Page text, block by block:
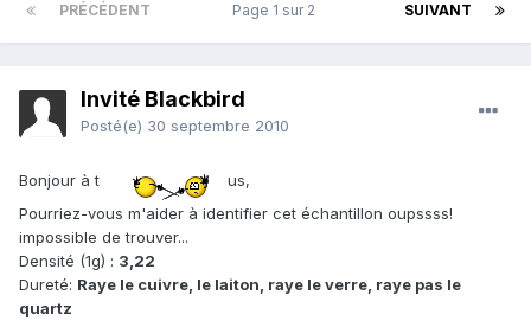
PRÉCÉDENT SUIVANT
Page 1 sur 2
Invité Blackbird
Posté(e) 30 septembre 2010
Bonjour à t
us,
Pourriez-vous m'aider à identifier cet échantillon oupssss!
impossible de trouver...
Densité (1g) : 3,22
Dureté: Raye le cuivre, le laiton, raye le verre, raye pas le
quartz